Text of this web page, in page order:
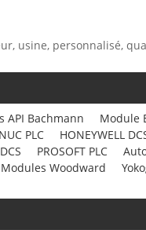
usine, personnalisé,
API Bachmann
Module
PLC
HONEYWELL
PROSOFT PLC
Modules Woodward